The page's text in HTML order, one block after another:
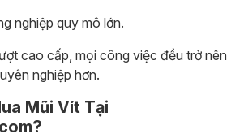
nghiệp quy mô lớn.
cao cấp, mọi công việc đều trở nên
nghiệp hơn.
Mũi Vít Tại